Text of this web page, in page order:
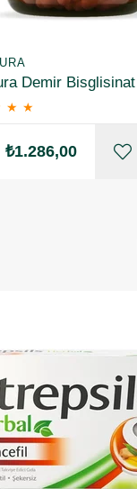
★ ★
₺1.286,00